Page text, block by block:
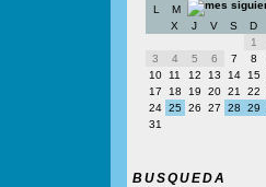
L
M
X
J V S
D
1
3
4 5 6 7 8
10
11 12 13 14 15
17
18 19 20 21 22
24 25 26 27 28 29
31
BUSQUEDA